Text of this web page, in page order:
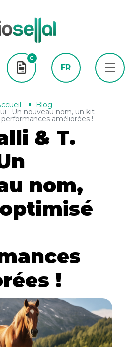
0
FR
Blog
: Un nouveau nom, un kit
améliorées !
& T.
nom,
!